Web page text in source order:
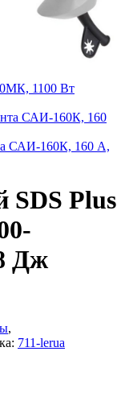
1100 Вт
САИ-160К, 160 А,
SDS Plus
Дж
,
711-lerua